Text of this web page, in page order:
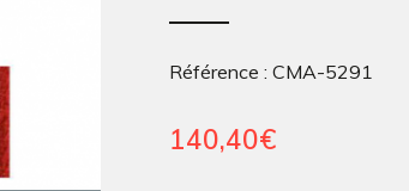
Référence : CMA-5291
140,40€